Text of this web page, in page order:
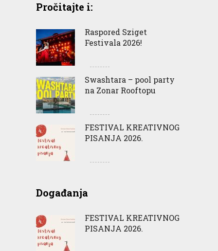
Pročitajte i:
Raspored Sziget
Festivala 2026!
Swashtara – pool party
na Zonar Rooftopu
FESTIVAL KREATIVNOG
PISANJA 2026.
Događanja
FESTIVAL KREATIVNOG
PISANJA 2026.